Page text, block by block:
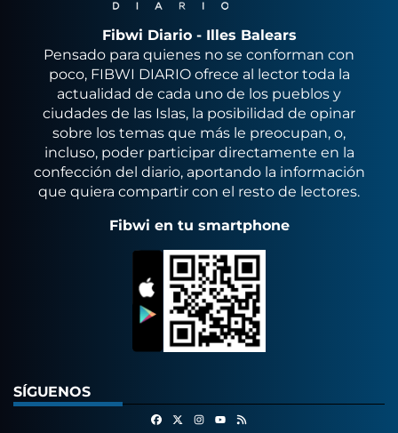
Fibwi Diario - Illes Balears
Pensado para quienes no se conforman con
poco, FIBWI DIARIO ofrece al lector toda la
actualidad de cada uno de los pueblos y
ciudades de las Islas, la posibilidad de opinar
sobre los temas que más le preocupan, o,
incluso, poder participar directamente en la
confección del diario, aportando la información
que quiera compartir con el resto de lectores.
Fibwi en tu smartphone
SÍGUENOS
FacebookInstagram